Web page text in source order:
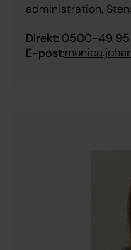
administration,
Direkt: 0500-49
E-post: